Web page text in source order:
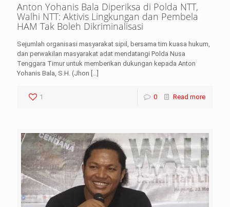
Anton Yohanis Bala Diperiksa di Polda NTT,
Walhi NTT: Aktivis Lingkungan dan Pembela
HAM Tak Boleh Dikriminalisasi
Sejumlah organisasi masyarakat sipil, bersama tim kuasa hukum,
dan perwakilan masyarakat adat mendatangi Polda Nusa
Tenggara Timur untuk memberikan dukungan kepada Anton
Yohanis Bala, S.H. (Jhon […]
1 0 Read more